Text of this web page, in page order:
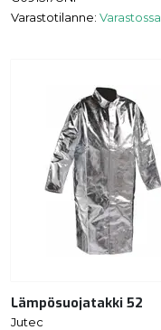
Varastotilanne: Varastossa
Lämpösuojatakki 52
Jutec